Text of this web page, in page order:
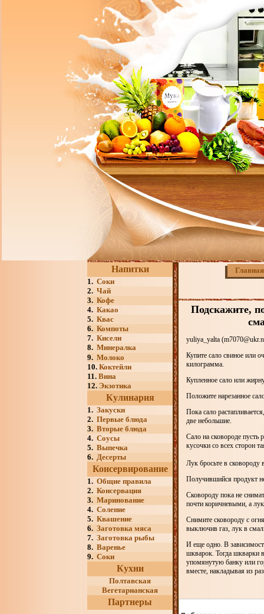
Напитки
1. Соки
2. Чай
3. Кофе
4. Какао
5. Квас
6. Компоты
7. Кисели
8. Минералка
9. Молоко
10. Коктейли
11. Вина
12. Экзотика
Кулинария
1. Закуски
2. Первые блюда
3. Вторые блюда
4. Соусы
5. Выпечка
6. Десерты
Консервирование
1. Общие правила
2. Консервация
3. Маринование
4. Соление
5. Квашение
6. Заготовка мяса
7. Заготовка рыбы
8. Варенье
9. Соки
Кухни
Полтавская
Вегетарианская
Партнеры
Главная
Подскажите,
yuliya_yalta
Купите сало свиное или
килограмма.
Купленное сало или
Положите нарезанное
Пока сало
две небольшие.
Сало на сковороде
кусочки со всех сторон
Лук бросьте в сковороду
Получившийся продукт
Сковороду пока не
почти коричневыми, а
Снимите сковороду с
выключив газ, лук в
И еще одно. В
шкварок. Тогда шкварки
упомянутую банку или
вместе, накладывая из